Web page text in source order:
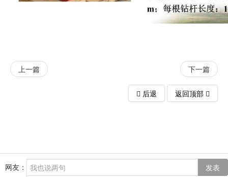
上一篇 下一篇
后退 返回顶部
网友： 发表